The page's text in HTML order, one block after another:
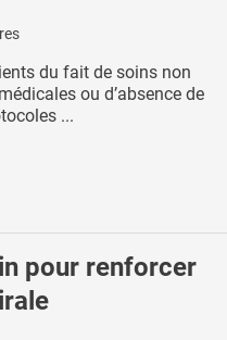
du fait de soins non
ou d’absence de
...
pour renforcer